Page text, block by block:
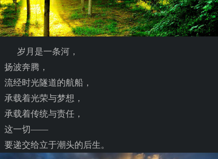
岁月是一条河，
扬波奔腾，
流经时光隧道的航船，
承载着光荣与梦想，
承载着传统与责任，
这一切——
要递交给立于潮头的后生。